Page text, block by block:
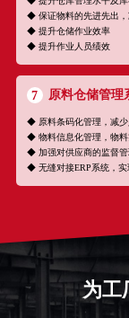
◆ 保证物料的先进先出
◆ 提升仓储作业效率
◆ 提升作业人员绩效
7 原料仓储管理
◆ 原料条码化管理，减
◆ 物料信息化管理，物料
◆ 加强对供应商的监督管
◆ 无缝对接ERP系统，实
为工